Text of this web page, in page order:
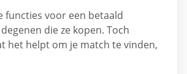
functies voor een betaald
die ze kopen. Toch
het helpt om je match te vinden,